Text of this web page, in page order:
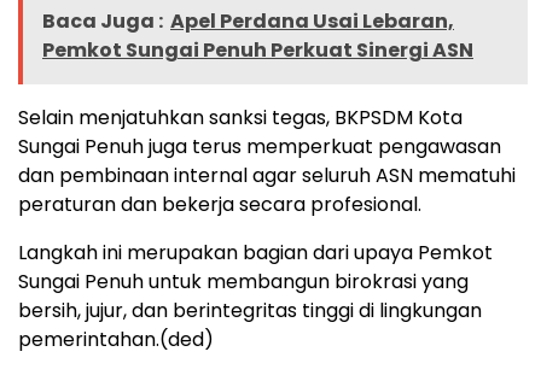
Baca Juga : Apel Perdana Usai Lebaran,
Pemkot Sungai Penuh Perkuat Sinergi ASN
Selain menjatuhkan sanksi tegas, BKPSDM Kota
Sungai Penuh juga terus memperkuat pengawasan
dan pembinaan internal agar seluruh ASN mematuhi
peraturan dan bekerja secara profesional.
Langkah ini merupakan bagian dari upaya Pemkot
Sungai Penuh untuk membangun birokrasi yang
bersih, jujur, dan berintegritas tinggi di lingkungan
pemerintahan.(ded)